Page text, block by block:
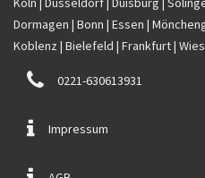
Dormagen | Bonn | Essen |
Koblenz | Bielefeld | Frankfurt |
0221-630613931
Impressum